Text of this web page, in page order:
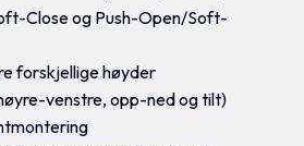
Close og Push-Open/Soft-
forskjellige høyder
venstre, opp-ned og tilt)